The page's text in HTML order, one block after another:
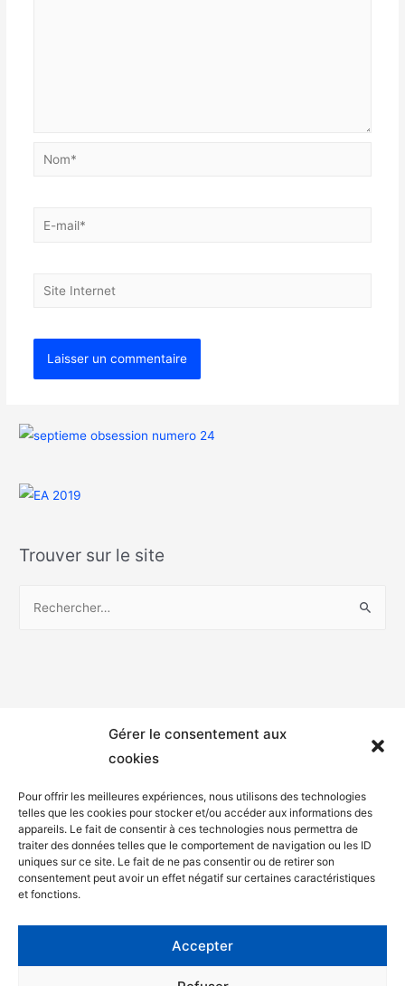
Gérer le consentement aux
cookies
Pour offrir les meilleures expériences, nous utilisons des technologies
telles que les cookies pour stocker et/ou accéder aux informations des
appareils. Le fait de consentir à ces technologies nous permettra de
traiter des données telles que le comportement de navigation ou les ID
uniques sur ce site. Le fait de ne pas consentir ou de retirer son
consentement peut avoir un effet négatif sur certaines caractéristiques
et fonctions.
Accepter
Trouver sur le site
Mentions légales
Politique de confidentialité